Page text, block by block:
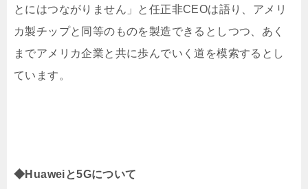
とにはつながりません」と任正非CEOは語り、アメリ
カ製チップと同等のものを製造できるとしつつ、あく
までアメリカ企業と共に歩んでいく道を模索するとし
ています。
◆Huaweiと5Gについて